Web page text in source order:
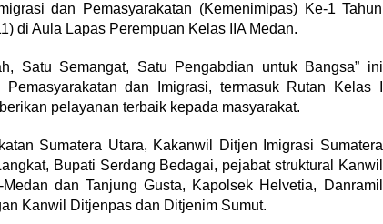
dan Pemasyarakatan (Kemenimipas) Ke-1 Tahun
di Aula Lapas Perempuan Kelas IIA Medan.
Satu Semangat, Satu Pengabdian untuk Bangsa” ini
dan Imigrasi, termasuk Rutan Kelas I
pelayanan terbaik kepada masyarakat.
Sumatera Utara, Kakanwil Ditjen Imigrasi Sumatera
Bupati Serdang Bedagai, pejabat struktural Kanwil
dan Tanjung Gusta, Kapolsek Helvetia, Danramil
Kanwil Ditjenpas dan Ditjenim Sumut.